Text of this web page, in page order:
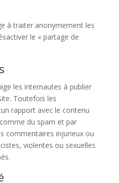
à traiter anonymement les
le « partage de
les internautes à publier
Toutefois les
rapport avec le contenu
du spam et par
commentaires injurieux ou
violentes ou sexuelles